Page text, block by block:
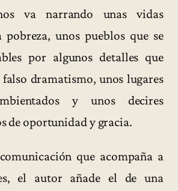
va narrando unas vidas
unos pueblos que se
por algunos detalles que
dramatismo, unos lugares
y unos decires
de oportunidad y gracia.
que acompaña a
el autor añade el de una